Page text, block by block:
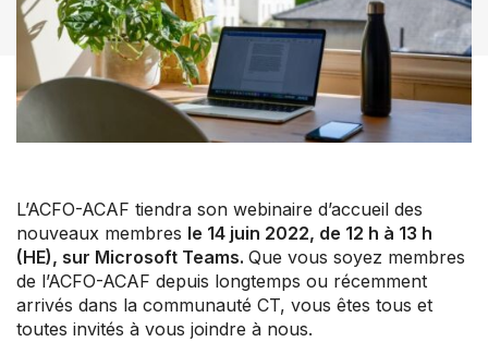
Nos groupes
Centre de soutien aux membres
Nouvelles et commentaires
Perfectionnement professionnel
Votre adhésion et programmes
Prochaines activités
À propos de l’ACFO-ACAF
L’ACFO-ACAF tiendra son webinaire d’accueil des
nouveaux membres le 14 juin 2022, de 12 h à 13 h
(HE), sur Microsoft Teams. Que vous soyez membres
de l’ACFO-ACAF depuis longtemps ou récemment
arrivés dans la communauté CT, vous êtes tous et
toutes invités à vous joindre à nous.